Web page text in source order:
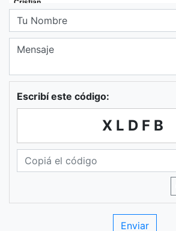
Escribí este código:
XLDFB